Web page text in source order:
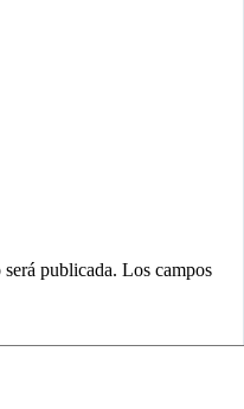
publicada. Los campos